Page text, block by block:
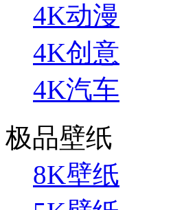
4K动漫
4K创意
4K汽车
极品壁纸
8K壁纸